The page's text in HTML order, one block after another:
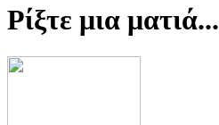
Ρίξτε μια ματιά...